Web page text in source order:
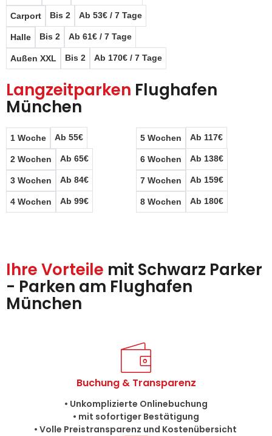
Carport Bis 2 Ab 53€ / 7 Tage
Halle Bis 2 Ab 61€ / 7 Tage
Außen XXL Bis 2 Ab 170€ / 7 Tage
Langzeitparken Flughafen
München
1 Woche Ab 55€
2 Wochen Ab 65€
3 Wochen Ab 84€
4 Wochen Ab 99€
5 Wochen Ab 117€
6 Wochen Ab 138€
7 Wochen Ab 159€
8 Wochen Ab 180€
Ihre Vorteile mit Schwarz Parker
- Parken am Flughafen
München
Buchung & Transparenz
• Unkomplizierte Onlinebuchung
• mit sofortiger Bestätigung
• Volle Preistransparenz und Kostenübersicht